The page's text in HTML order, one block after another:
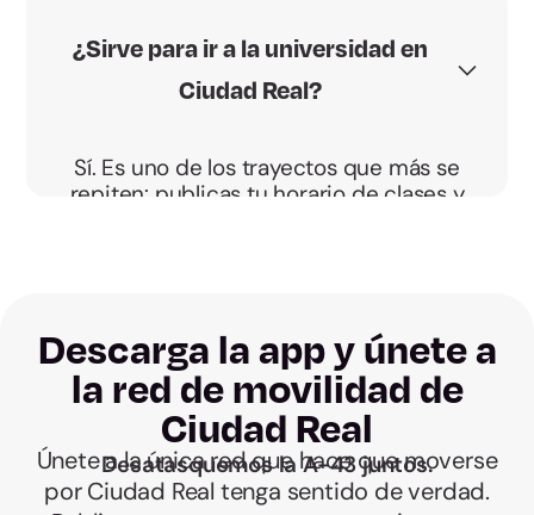
vais directos, sin desvíos.
¿Sirve para ir a la universidad en
Ciudad Real?
Sí. Es uno de los trayectos que más se
repiten: publicas tu horario de clases y
Descarga la app y únete a
la red de movilidad de
Ciudad Real
Desatasquemos la A-43 juntos.
Únete a la única red que hace que moverse
por Ciudad Real tenga sentido de verdad.